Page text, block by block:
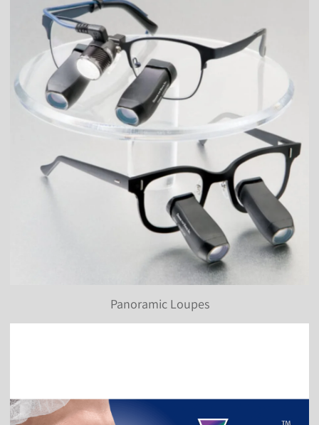
Panoramic Loupes